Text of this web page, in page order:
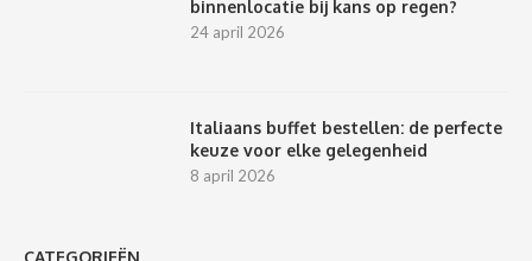
binnenlocatie bij kans op regen?
24 april 2026
Italiaans buffet bestellen: de perfecte
keuze voor elke gelegenheid
8 april 2026
CATEGORIEËN